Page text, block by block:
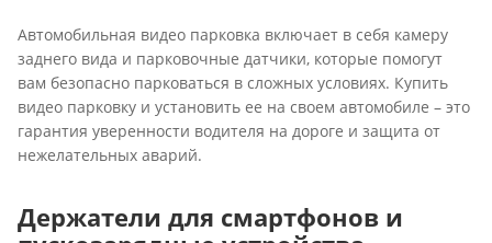
Автомобильная видео парковка включает в себя камеру
заднего вида и парковочные датчики, которые помогут
вам безопасно парковаться в сложных условиях. Купить
видео парковку и установить ее на своем автомобиле – это
гарантия уверенности водителя на дороге и защита от
нежелательных аварий.
Держатели для смартфонов и